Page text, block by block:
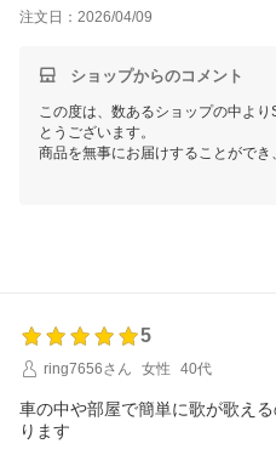
注文日：2026/04/09
ショップからのコメント
この度は、数あるショップの中よ
とうございます。
商品を無事にお届けすることができ
また、お忙しい中レビューをご記
またのご来店をスタッフ一同心よ
5
ring7656さん
女性 40代
車の中や部屋で簡単に歌が歌え
ります